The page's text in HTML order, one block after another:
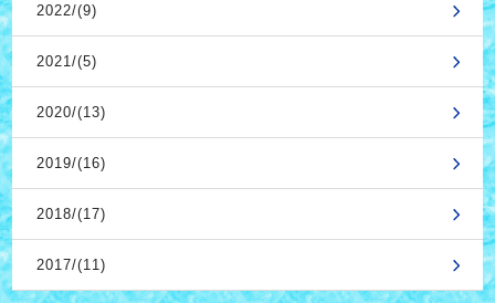
2022/(9)
2021/(5)
2020/(13)
2019/(16)
2018/(17)
2017/(11)